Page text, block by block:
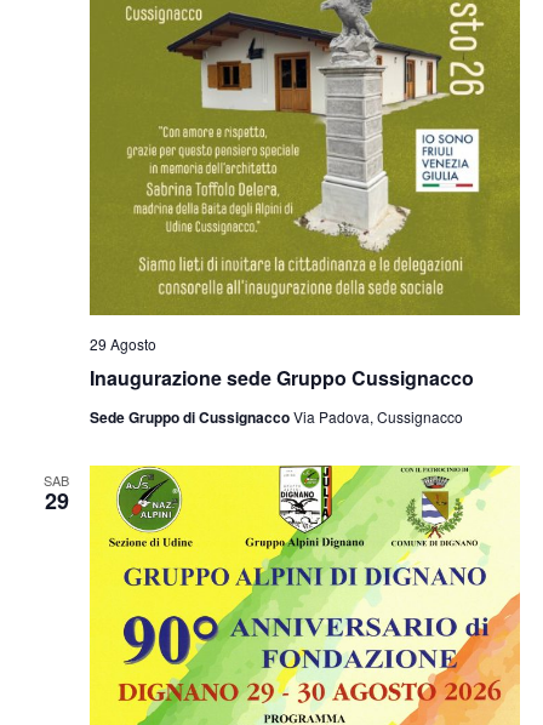
Inaugurazione sede Gruppo Cussignacco
29 Agosto
Sede Gruppo di CussignaccoVia Padova, Cussignacco
SAB
29